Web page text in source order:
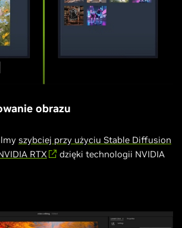
obrazu
szybciej przy użyciu Stable Diffusion
RTX
dzięki technologii NVIDIA